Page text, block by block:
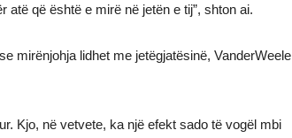
që është e mirë në jetën e tij”, shton ai.
mirënjohja lidhet me jetëgjatësinë, VanderWeele
Kjo, në vetvete, ka një efekt sado të vogël mbi